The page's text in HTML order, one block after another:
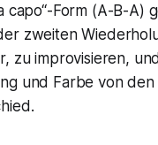
capo“-Form (A-B-A)
zweiten
zu improvisieren,
und Farbe von